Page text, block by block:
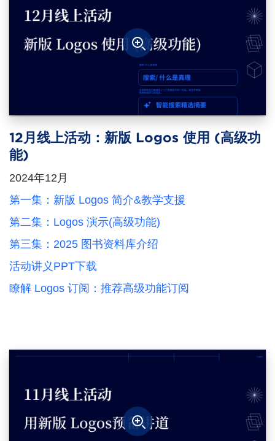
12月线上活动：新版 Logos 使用 (高级功
能)
2024年12月
第一集：新版 Logos 简介&教学支援
第二集：Logos 演示(高级功能)
第三集：2025 图书资料库介绍
活动讲义PPT下载
瞭解 Logos 订阅：推荐高级功能订阅